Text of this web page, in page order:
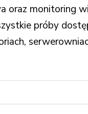
oraz monitoring
próby